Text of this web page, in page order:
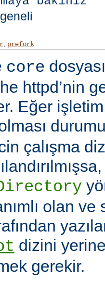
, prefork
core
httpd’nin
Eğer
çalışma
olan ve
dizini
gerekir.